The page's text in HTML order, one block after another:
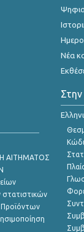
ΑΙΤΗΜΑΤΟΣ
στατιστικών
Προϊόντων
Νέα